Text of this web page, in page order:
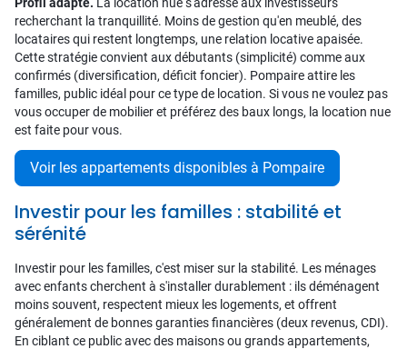
recherchant la tranquillité. Moins de gestion qu'en meublé, des
locataires qui restent longtemps, une relation locative apaisée.
Cette stratégie convient aux débutants (simplicité) comme aux
confirmés (diversification, déficit foncier). Pompaire attire les
familles, public idéal pour ce type de location. Si vous ne voulez pas
vous occuper de mobilier et préférez des baux longs, la location nue
est faite pour vous.
Voir les appartements disponibles à Pompaire
Investir pour les familles : stabilité et
sérénité
Investir pour les familles, c'est miser sur la stabilité. Les ménages
avec enfants cherchent à s'installer durablement : ils déménagent
moins souvent, respectent mieux les logements, et offrent
généralement de bonnes garanties financières (deux revenus, CDI).
En ciblant ce public avec des maisons ou grands appartements,